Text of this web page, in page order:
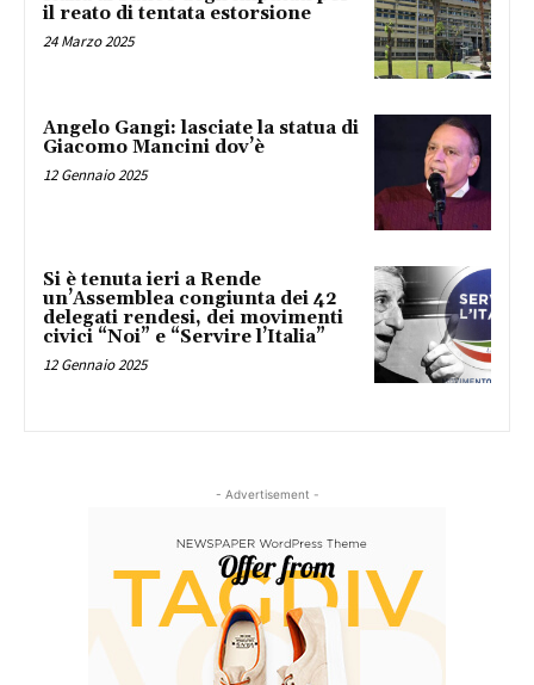
il reato di tentata estorsione
24 Marzo 2025
Angelo Gangi: lasciate la statua di
Giacomo Mancini dov’è
12 Gennaio 2025
Si è tenuta ieri a Rende
un’Assemblea congiunta dei 42
delegati rendesi, dei movimenti
civici “Noi” e “Servire l’Italia”
12 Gennaio 2025
- Advertisement -